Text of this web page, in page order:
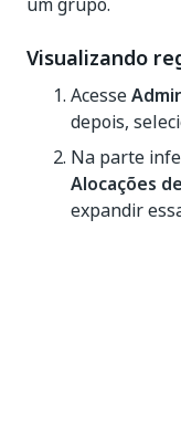
Visualizando
Acesse
depois,
Na parte
Alocações
expandir